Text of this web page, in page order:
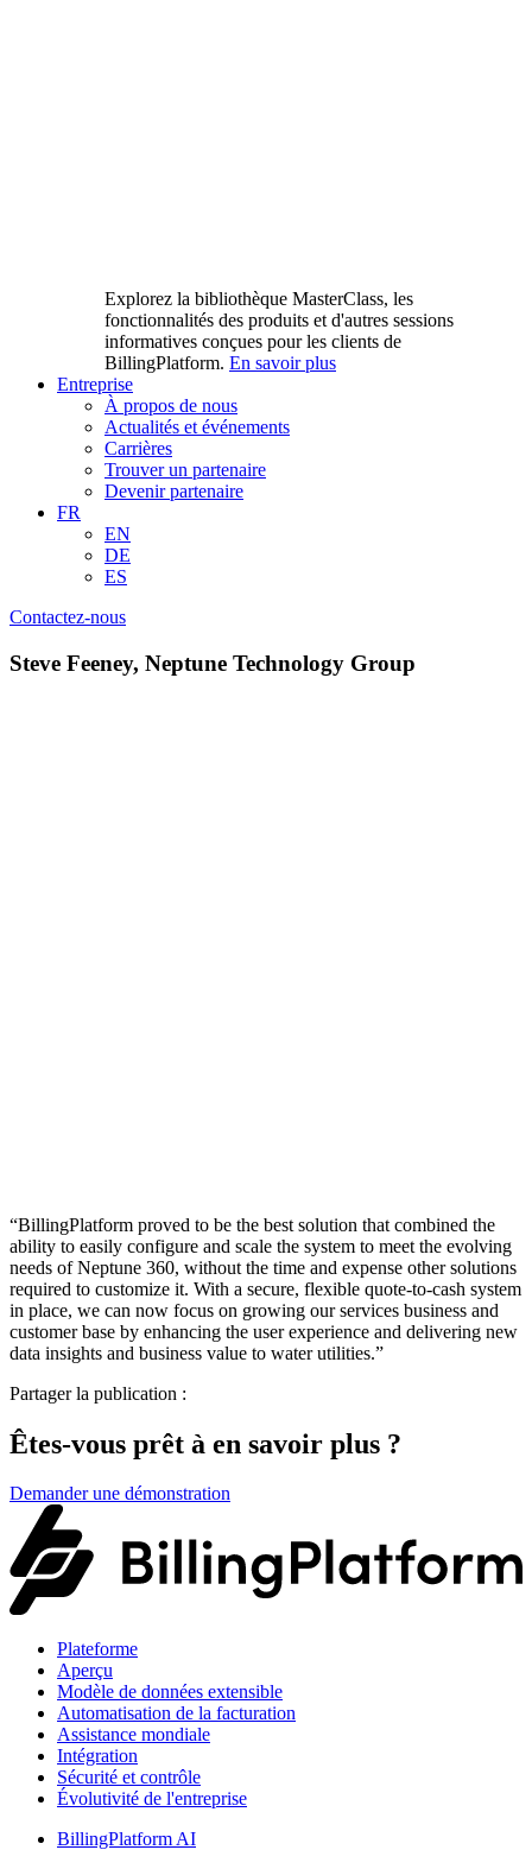
Explorez la bibliothèque MasterClass, les
fonctionnalités des produits et d'autres sessions
informatives conçues pour les clients de
BillingPlatform. En savoir plus
Entreprise
À propos de nous
Actualités et événements
Carrières
Trouver un partenaire
Devenir partenaire
FR
EN
DE
ES
Contactez-nous
Steve Feeney, Neptune Technology Group
“BillingPlatform proved to be the best solution that combined the
ability to easily configure and scale the system to meet the evolving
needs of Neptune 360, without the time and expense other solutions
required to customize it. With a secure, flexible quote-to-cash system
in place, we can now focus on growing our services business and
customer base by enhancing the user experience and delivering new
data insights and business value to water utilities.”
Partager la publication :
Êtes-vous prêt à en savoir plus ?
Demander une démonstration
Plateforme
Aperçu
Modèle de données extensible
Automatisation de la facturation
Assistance mondiale
Intégration
Sécurité et contrôle
Évolutivité de l'entreprise
BillingPlatform AI